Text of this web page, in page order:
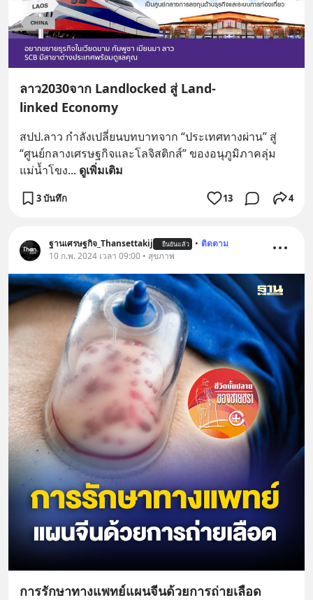
ลาว2030จาก Landlocked สู่ Land-
linked Economy
สปป.ลาว กำลังเปลี่ยนบทบาทจาก “ประเทศทางผ่าน” สู่
“ศูนย์กลางเศรษฐกิจและโลจิสติกส์” ของอนุภูมิภาคลุ่ม
แม่น้ำโขง... ดูเพิ่มเติม
3 บันทึก 13 4
ฐานเศรษฐกิจ_Thansettakij ยืนยันแล้ว • ติดตาม
10 ก.พ. 2024 เวลา 09:00 • สุขภาพ
การรักษาทางแพทย์แผนจีนด้วยการถ่ายเลือด